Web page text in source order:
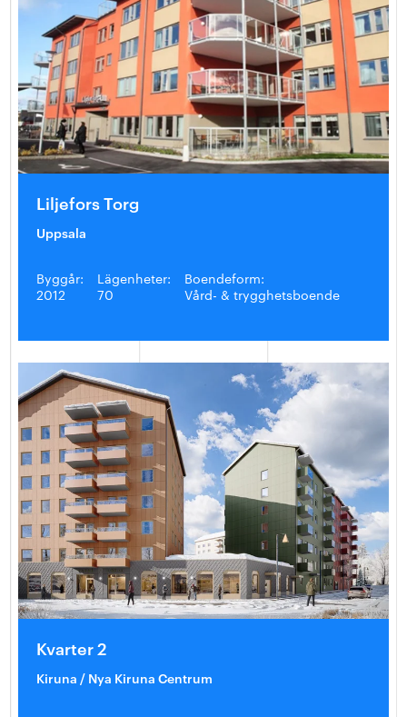
Liljefors Torg
Uppsala
Byggår:
2012
Lägenheter:
70
Boendeform:
Vård- & trygghetsboende
Kvarter 2
Kiruna / Nya Kiruna Centrum